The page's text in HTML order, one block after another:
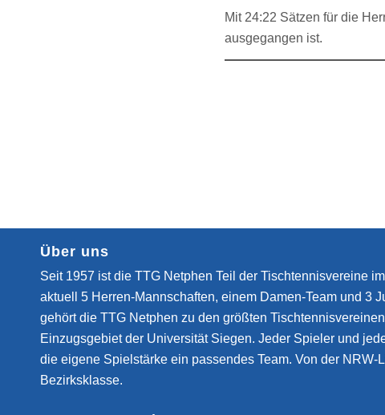
Mit 24:22 Sätzen für die
ausgegangen ist.
Über uns
Seit 1957 ist die TTG Netphen Teil der Tischtennisvereine
aktuell 5 Herren-Mannschaften, einem Damen-Team und 3
gehört die TTG Netphen zu den größten
Einzugsgebiet der Universität Siegen. Jeder Spieler und
die eigene Spielstärke ein passendes Team. Von der NRW-
Bezirksklasse.